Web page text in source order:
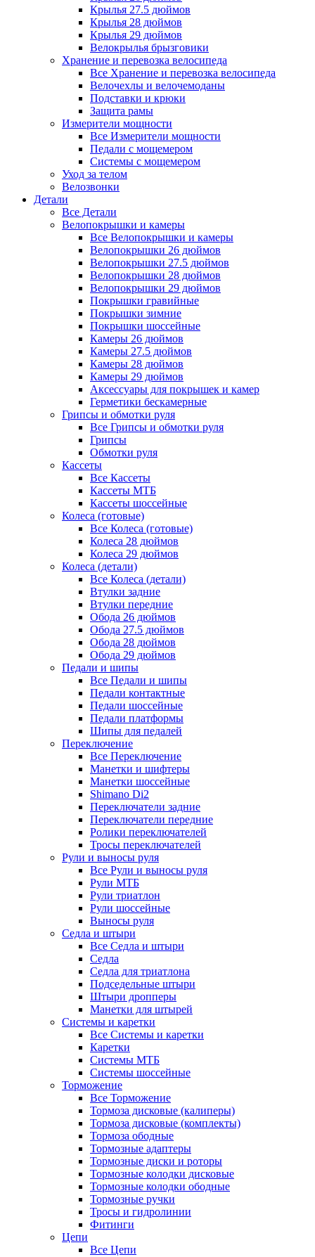
Крылья 27.5 дюймов
Крылья 28 дюймов
Крылья 29 дюймов
Велокрылья брызговики
Хранение и перевозка велосипеда
Все Хранение и перевозка велосипеда
Велочехлы и велочемоданы
Подставки и крюки
Защита рамы
Измерители мощности
Все Измерители мощности
Педали с мощемером
Системы с мощемером
Уход за телом
Велозвонки
Детали
Все Детали
Велопокрышки и камеры
Все Велопокрышки и камеры
Велопокрышки 26 дюймов
Велопокрышки 27.5 дюймов
Велопокрышки 28 дюймов
Велопокрышки 29 дюймов
Покрышки гравийные
Покрышки зимние
Покрышки шоссейные
Камеры 26 дюймов
Камеры 27.5 дюймов
Камеры 28 дюймов
Камеры 29 дюймов
Аксессуары для покрышек и камер
Герметики бескамерные
Грипсы и обмотки руля
Все Грипсы и обмотки руля
Грипсы
Обмотки руля
Кассеты
Все Кассеты
Кассеты МТБ
Кассеты шоссейные
Колеса (готовые)
Все Колеса (готовые)
Колеса 28 дюймов
Колеса 29 дюймов
Колеса (детали)
Все Колеса (детали)
Втулки задние
Втулки передние
Обода 26 дюймов
Обода 27.5 дюймов
Обода 28 дюймов
Обода 29 дюймов
Педали и шипы
Все Педали и шипы
Педали контактные
Педали шоссейные
Педали платформы
Шипы для педалей
Переключение
Все Переключение
Манетки и шифтеры
Манетки шоссейные
Shimano Di2
Переключатели задние
Переключатели передние
Ролики переключателей
Тросы переключателей
Рули и выносы руля
Все Рули и выносы руля
Рули МТБ
Рули триатлон
Рули шоссейные
Выносы руля
Седла и штыри
Все Седла и штыри
Седла
Седла для триатлона
Подседельные штыри
Штыри дропперы
Манетки для штырей
Системы и каретки
Все Системы и каретки
Каретки
Системы МТБ
Системы шоссейные
Торможение
Все Торможение
Тормоза дисковые (калиперы)
Тормоза дисковые (комплекты)
Тормоза ободные
Тормозные адаптеры
Тормозные диски и роторы
Тормозные колодки дисковые
Тормозные колодки ободные
Тормозные ручки
Тросы и гидролинии
Фитинги
Цепи
Все Цепи